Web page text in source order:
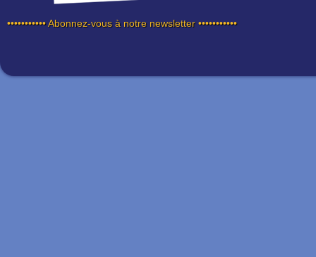
••••••••••• Abonnez-vous à notre newsletter •••••••••••